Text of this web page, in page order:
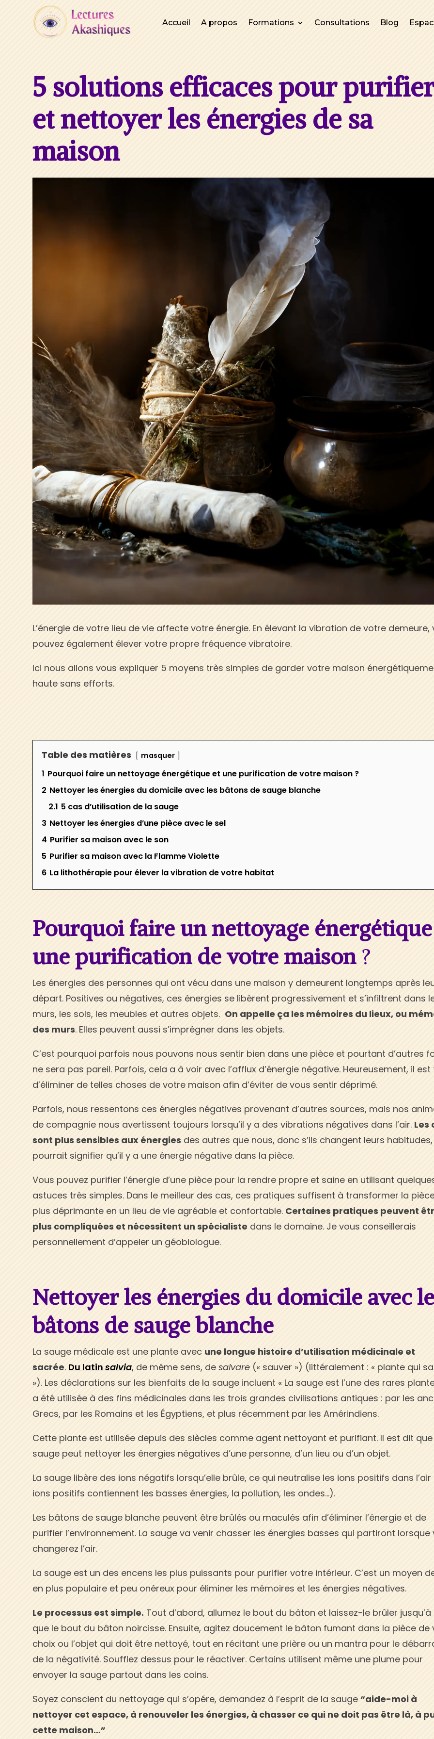
Accueil A propos Formations Consultations Blog
5 solutions efficaces pour
et nettoyer les énergies de sa
maison
L’énergie de votre lieu de vie affecte votre énergie. En élevant la vibration de votre demeure,
pouvez également élever votre propre fréquence vibratoire.
Ici nous allons vous expliquer 5 moyens très simples de garder votre maison
haute sans efforts.
Table des matières masquer
1 Pourquoi faire un nettoyage énergétique et une purification de votre maison ?
2 Nettoyer les énergies du domicile avec les bâtons de sauge blanche
2.1 5 cas d’utilisation de la sauge
3 Nettoyer les énergies d’une pièce avec le sel
4 Purifier sa maison avec le son
5 Purifier sa maison avec la Flamme Violette
6 La lithothérapie pour élever la vibration de votre habitat
Pourquoi faire un nettoyage
une purification de votre maison?
Les énergies des personnes qui ont vécu dans une maison y demeurent longtemps après
départ. Positives ou négatives, ces énergies se libèrent progressivement et s’infiltrent dans
murs, les sols, les meubles et autres objets. On appelle ça les mémoires du lieux, ou
des murs. Elles peuvent aussi s’imprégner dans les objets.
C’est pourquoi parfois nous pouvons nous sentir bien dans une pièce et pourtant d’autres
ne sera pas pareil. Parfois, cela a à voir avec l’afflux d’énergie négative. Heureusement, il
d’éliminer de telles choses de votre maison afin d’éviter de vous sentir déprimé.
Parfois, nous ressentons ces énergies négatives provenant d’autres sources, mais nos
de compagnie nous avertissent toujours lorsqu’il y a des vibrations négatives dans l’air. Les
sont plus sensibles aux énergies des autres que nous, donc s’ils changent leurs
pourrait signifier qu’il y a une énergie négative dans la pièce.
Vous pouvez purifier l’énergie d’une pièce pour la rendre propre et saine en utilisant
astuces très simples. Dans le meilleur des cas, ces pratiques suffisent à transformer la
plus déprimante en un lieu de vie agréable et confortable. Certaines pratiques peuvent
plus compliquées et nécessitent un spécialiste dans le domaine. Je vous conseillerais
personnellement d’appeler un géobiologue.
Nettoyer les énergies du domicile avec
bâtons de sauge blanche
La sauge médicale est une plante avec une longue histoire d’utilisation médicinale et
sacrée. Du latinsalvia, de même sens, desalvare (« sauver ») (littéralement : « plante qui
»). Les déclarations sur les bienfaits de la sauge incluent « La sauge est l’une des rares
a été utilisée à des fins médicinales dans les trois grandes civilisations antiques : par les
Grecs, par les Romains et les Égyptiens, et plus récemment par les Amérindiens.
Cette plante est utilisée depuis des siècles comme agent nettoyant et purifiant. Il est dit
sauge peut nettoyer les énergies négatives d’une personne, d’un lieu ou d’un objet.
La sauge libère des ions négatifs lorsqu’elle brûle, ce qui neutralise les ions positifs dans l’air
ions positifs contiennent les basses énergies, la pollution, les ondes…).
Les bâtons de sauge blanche peuvent être brûlés ou maculés afin d’éliminer l’énergie et de
purifier l’environnement. La sauge va venir chasser les énergies basses qui partiront lorsque
changerez l’air.
La sauge est un des encens les plus puissants pour purifier votre intérieur. C’est un moyen
en plus populaire et peu onéreux pour éliminer les mémoires et les énergies négatives.
Le processus est simple. Tout d’abord, allumez le bout du bâton et laissez-le brûler jusqu’à
que le bout du bâton noircisse. Ensuite, agitez doucement le bâton fumant dans la pièce de
choix ou l’objet qui doit être nettoyé, tout en récitant une prière ou un mantra pour le
de la négativité. Soufflez dessus pour le réactiver. Certains utilisent même une plume pour
envoyer la sauge partout dans les coins.
Soyez conscient du nettoyage qui s’opére, demandez à l’esprit de la sauge“aide-moi à
nettoyer cet espace, à renouveler les énergies, à chasser ce qui ne doit pas être là, à
cette maison…”